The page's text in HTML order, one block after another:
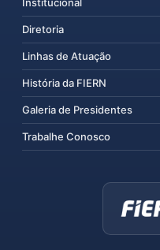
Institucional
Diretoria
Linhas de Atuação
História da FIERN
Galeria de Presidentes
Trabalhe Conosco